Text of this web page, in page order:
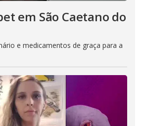
em São Caetano do
e medicamentos de graça para a